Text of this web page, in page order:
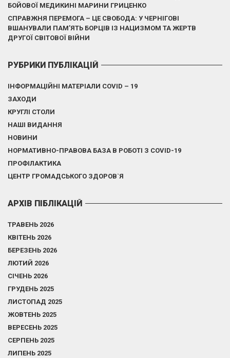
БОЙОВОЇ МЕДИКИНІ МАРИНИ ГРИЦЕНКО
СПРАВЖНЯ ПЕРЕМОГА – ЦЕ СВОБОДА: У ЧЕРНІГОВІ
ВШАНУВАЛИ ПАМ’ЯТЬ БОРЦІВ ІЗ НАЦИЗМОМ ТА ЖЕРТВ
ДРУГОЇ СВІТОВОЇ ВІЙНИ
РУБРИКИ ПУБЛІКАЦІЙ
ІНФОРМАЦІЙНІ МАТЕРІАЛИ COVID – 19
ЗАХОДИ
КРУГЛІ СТОЛИ
НАШІ ВИДАННЯ
НОВИНИ
НОРМАТИВНО-ПРАВОВА БАЗА В РОБОТІ З COVID-19
ПРОФІЛАКТИКА
ЦЕНТР ГРОМАДСЬКОГО ЗДОРОВ`Я
АРХІВ ПІБЛІКАЦІЙ
ТРАВЕНЬ 2026
КВІТЕНЬ 2026
БЕРЕЗЕНЬ 2026
ЛЮТИЙ 2026
СІЧЕНЬ 2026
ГРУДЕНЬ 2025
ЛИСТОПАД 2025
ЖОВТЕНЬ 2025
ВЕРЕСЕНЬ 2025
СЕРПЕНЬ 2025
ЛИПЕНЬ 2025